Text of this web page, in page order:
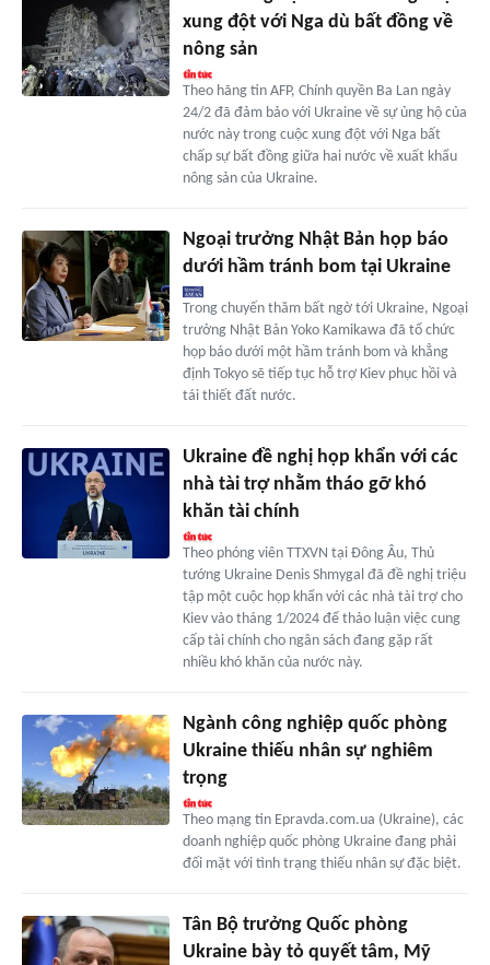
xung đột với Nga dù bất đồng về
nông sản
Theo hãng tin AFP, Chính quyền Ba Lan ngày
24/2 đã đảm bảo với Ukraine về sự ủng hộ của
nước này trong cuộc xung đột với Nga bất
chấp sự bất đồng giữa hai nước về xuất khẩu
nông sản của Ukraine.
Ngoại trưởng Nhật Bản họp báo
dưới hầm tránh bom tại Ukraine
Trong chuyến thăm bất ngờ tới Ukraine, Ngoại
trưởng Nhật Bản Yoko Kamikawa đã tổ chức
họp báo dưới một hầm tránh bom và khẳng
định Tokyo sẽ tiếp tục hỗ trợ Kiev phục hồi và
tái thiết đất nước.
Ukraine đề nghị họp khẩn với các
nhà tài trợ nhằm tháo gỡ khó
khăn tài chính
Theo phóng viên TTXVN tại Đông Âu, Thủ
tướng Ukraine Denis Shmygal đã đề nghị triệu
tập một cuộc họp khẩn với các nhà tài trợ cho
Kiev vào tháng 1/2024 để thảo luận việc cung
cấp tài chính cho ngân sách đang gặp rất
nhiều khó khăn của nước này.
Ngành công nghiệp quốc phòng
Ukraine thiếu nhân sự nghiêm
trọng
Theo mạng tin Epravda.com.ua (Ukraine), các
doanh nghiệp quốc phòng Ukraine đang phải
đối mặt với tình trạng thiếu nhân sự đặc biệt.
Tân Bộ trưởng Quốc phòng
Ukraine bày tỏ quyết tâm, Mỹ